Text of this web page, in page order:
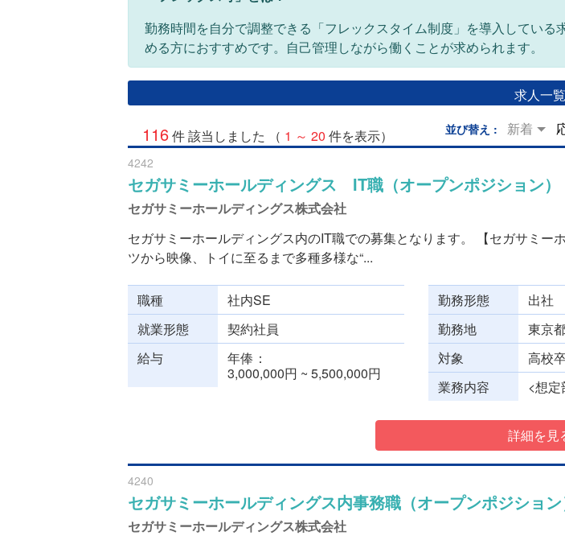
勤務時間を自分で調整できる「フレックスタイム制度」を導入してい
める方におすすめです。自己管理しながら働くことが求められます。
求人一覧
116件 該当しました （ 1 ～ 20 件を表示） 並び替え 新着
4242
セガサミーホールディングス IT職（オープンポジション）
セガサミーホールディングス株式会社
セガサミーホールディングス内のIT職での募集となります。 【セガサミー
ツから映像、トイに至るまで多種多様な“...
職種
社内SE
就業形態
契約社員
給与
年俸
3,000,000円 ~ 5,500,000円
勤務形態
出社
勤務地
東京
対象
高校
業務内容
<想
詳細を見
4240
セガサミーホールディングス内事務職（オープンポジション
セガサミーホールディングス株式会社